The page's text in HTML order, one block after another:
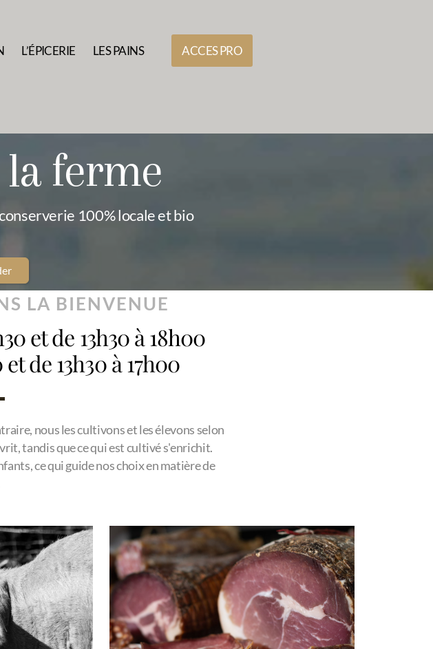
L’ÉPICERIE LES PAINS ACCES PRO
ferme
100% locale et bio
LA BIENVENUE
et de 13h30 à 18h00
de 13h30 à 17h00
nous les cultivons et les élevons selon
tandis que ce qui est cultivé s'enrichit.
ce qui guide nos choix en matière de